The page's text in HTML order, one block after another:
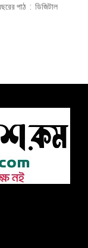
পাঠ : ডিজিটাল